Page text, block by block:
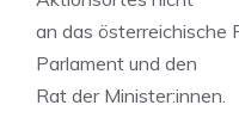
an das österreichische
Parlament und den
Rat der Minister:innen.